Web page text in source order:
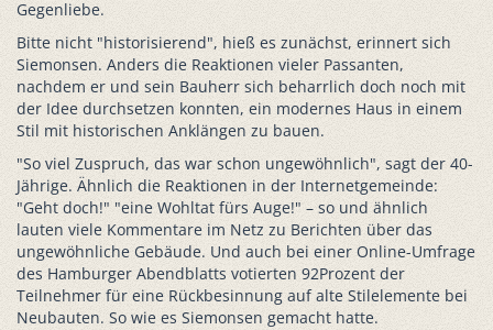
Gegenliebe.
Bitte nicht "historisierend", hieß es zunächst, erinnert sich
Siemonsen. Anders die Reaktionen vieler Passanten,
nachdem er und sein Bauherr sich beharrlich doch noch mit
der Idee durchsetzen konnten, ein modernes Haus in einem
Stil mit historischen Anklängen zu bauen.
"So viel Zuspruch, das war schon ungewöhnlich", sagt der 40-
Jährige. Ähnlich die Reaktionen in der Internetgemeinde:
"Geht doch!" "eine Wohltat fürs Auge!" – so und ähnlich
lauten viele Kommentare im Netz zu Berichten über das
ungewöhnliche Gebäude. Und auch bei einer Online-Umfrage
des Hamburger Abendblatts votierten 92Prozent der
Teilnehmer für eine Rückbesinnung auf alte Stilelemente bei
Neubauten. So wie es Siemonsen gemacht hatte.